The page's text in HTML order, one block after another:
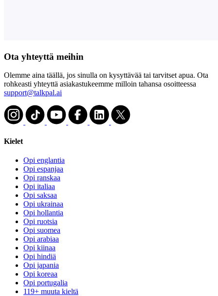
Ota yhteyttä meihin
Olemme aina täällä, jos sinulla on kysyttävää tai tarvitset apua. Ota
rohkeasti yhteyttä asiakastukeemme milloin tahansa osoitteessa
support@talkpal.ai
Kielet
Opi englantia
Opi espanjaa
Opi ranskaa
Opi italiaa
Opi saksaa
Opi ukrainaa
Opi hollantia
Opi ruotsia
Opi suomea
Opi arabiaa
Opi kiinaa
Opi hindiä
Opi japania
Opi koreaa
Opi portugalia
119+ muuta kieltä